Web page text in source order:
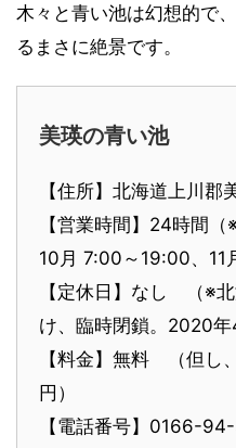
木々と青い池は幻想的で
るまさに絶景です。
美瑛の青い池
【住所】北海道上川郡
【営業時間】24時間
10月 7:00～19:00、11
【定休日】なし （※
け、臨時閉鎖。2020年
【料金】無料 （但し
円）
【電話番号】0166-